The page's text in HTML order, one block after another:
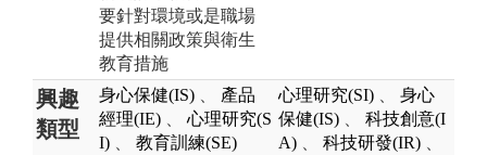
要針對環境或是職場
提供相關政策與衛生
教育措施
興趣
類型
身心保健(IS)
產品
經理(IE)
心理研究(S
I)
教育訓練(SE)
心理研究(SI)
身心
保健(IS)
科技創意(I
A)
科技研發(IR)